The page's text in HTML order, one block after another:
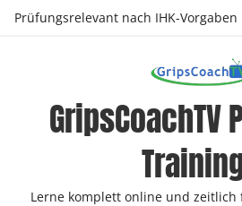
ZumPrüfungsrelevant nach IHK-Vorgaben
GripsCoachTV
Lerne komplett online und zeitlich